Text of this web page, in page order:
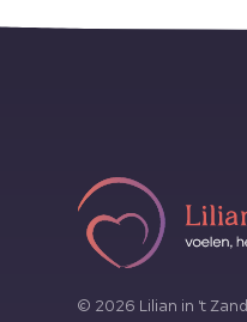
© 2026 Lilian in 't Zand